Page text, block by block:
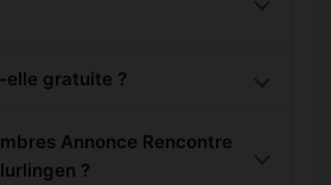
elle gratuite ?
Annonce Rencontre
?